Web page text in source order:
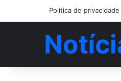
Política de privacidade